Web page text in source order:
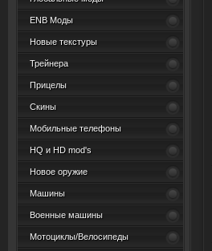
ENB Моды
Новые текстуры
Трейнера
Прицелы
Скины
Мобильные телефоны
HQ и HD mod's
Новое оружие
Машины
Военные машины
Мотоциклы/Велосипеды